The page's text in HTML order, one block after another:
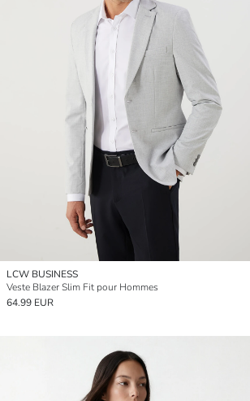
LCW BUSINESS
Veste Blazer Slim Fit pour Hommes
64.99 EUR